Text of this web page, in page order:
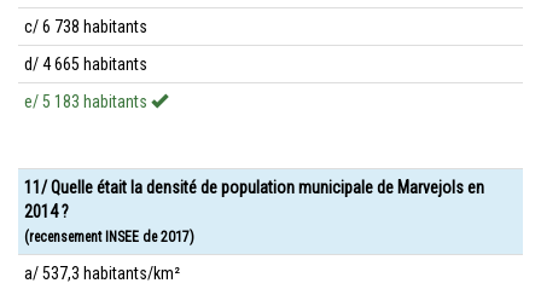
c/ 6 738 habitants
d/ 4 665 habitants
e/ 5 183 habitants
11/ Quelle était la densité de population municipale de Marvejols en
2014 ?
(recensement INSEE de 2017)
a/ 537,3 habitants/km²